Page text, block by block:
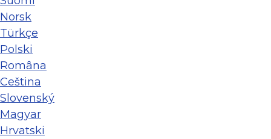
Norsk
Türkçe
Polski
Româna
Ceština
Slovenský
Magyar
Hrvatski